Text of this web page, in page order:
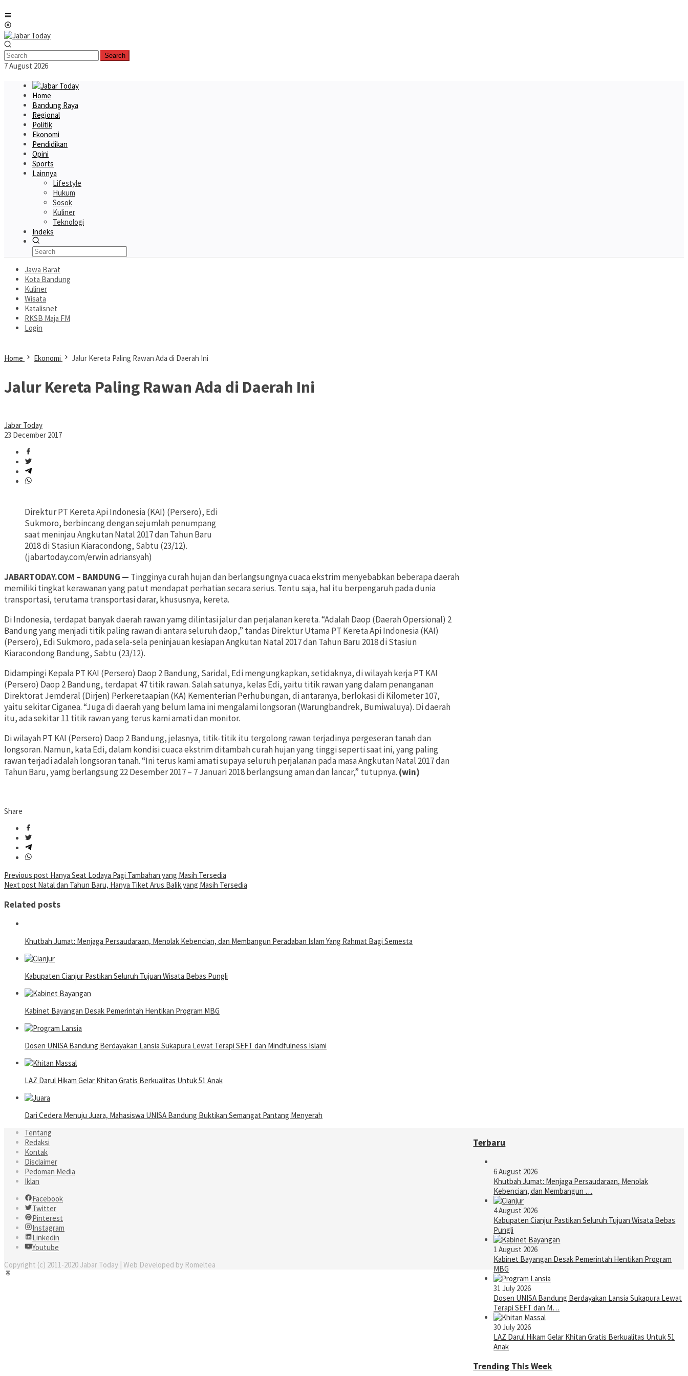
to
content
Search
7 August 2026
Home
Bandung Raya
Regional
Politik
Ekonomi
Pendidikan
Opini
Sports
Lainnya
Lifestyle
Hukum
Sosok
Kuliner
Teknologi
Indeks
Jawa Barat
Kota Bandung
Kuliner
Wisata
Katalisnet
RKSB Maja FM
Login
Home Ekonomi Jalur Kereta Paling Rawan Ada di Daerah Ini
Jalur Kereta Paling Rawan Ada di Daerah Ini
Jabar Today
23 December 2017
Direktur PT Kereta Api Indonesia (KAI) (Persero), Edi
Sukmoro, berbincang dengan sejumlah penumpang
saat meninjau Angkutan Natal 2017 dan Tahun Baru
2018 di Stasiun Kiaracondong, Sabtu (23/12).
(jabartoday.com/erwin adriansyah)
JABARTODAY.COM – BANDUNG — Tingginya curah hujan dan berlangsungnya cuaca ekstrim menyebabkan beberapa daerah
memiliki tingkat kerawanan yang patut mendapat perhatian secara serius. Tentu saja, hal itu berpengaruh pada dunia
transportasi, terutama transportasi darar, khususnya, kereta.
Di Indonesia, terdapat banyak daerah rawan yamg dilintasi jalur dan perjalanan kereta. “Adalah Daop (Daerah Opersional) 2
Bandung yang menjadi titik paling rawan di antara seluruh daop,” tandas Direktur Utama PT Kereta Api Indonesia (KAI)
(Persero), Edi Sukmoro, pada sela-sela peninjauan kesiapan Angkutan Natal 2017 dan Tahun Baru 2018 di Stasiun
Kiaracondong Bandung, Sabtu (23/12).
Didampingi Kepala PT KAI (Persero) Daop 2 Bandung, Saridal, Edi mengungkapkan, setidaknya, di wilayah kerja PT KAI
(Persero) Daop 2 Bandung, terdapat 47 titik rawan. Salah satunya, kelas Edi, yaitu titik rawan yang dalam penanganan
Direktorat Jemderal (Dirjen) Perkeretaapian (KA) Kementerian Perhubungan, di antaranya, berlokasi di Kilometer 107,
yaitu sekitar Ciganea. “Juga di daerah yang belum lama ini mengalami longsoran (Warungbandrek, Bumiwaluya). Di daerah
itu, ada sekitar 11 titik rawan yang terus kami amati dan monitor.
Di wilayah PT KAI (Persero) Daop 2 Bandung, jelasnya, titik-titik itu tergolong rawan terjadinya pergeseran tanah dan
longsoran. Namun, kata Edi, dalam kondisi cuaca ekstrim ditambah curah hujan yang tinggi seperti saat ini, yang paling
rawan terjadi adalah longsoran tanah. “Ini terus kami amati supaya seluruh perjalanan pada masa Angkutan Natal 2017 dan
Tahun Baru, yamg berlangsung 22 Desember 2017 – 7 Januari 2018 berlangsung aman dan lancar,” tutupnya. (win)
Share
Post
navigation
Previous post Hanya Seat Lodaya Pagi Tambahan yang Masih Tersedia
Next post Natal dan Tahun Baru, Hanya Tiket Arus Balik yang Masih Tersedia
Related posts
Khutbah Jumat: Menjaga Persaudaraan, Menolak Kebencian, dan Membangun Peradaban Islam Yang Rahmat Bagi Semesta
Kabupaten Cianjur Pastikan Seluruh Tujuan Wisata Bebas Pungli
Kabinet Bayangan Desak Pemerintah Hentikan Program MBG
Dosen UNISA Bandung Berdayakan Lansia Sukapura Lewat Terapi SEFT dan Mindfulness Islami
LAZ Darul Hikam Gelar Khitan Gratis Berkualitas Untuk 51 Anak
Dari Cedera Menuju Juara, Mahasiswa UNISA Bandung Buktikan Semangat Pantang Menyerah
Terbaru
6 August 2026
Khutbah Jumat: Menjaga Persaudaraan, Menolak
Kebencian, dan Membangun …
4 August 2026
Kabupaten Cianjur Pastikan Seluruh Tujuan Wisata Bebas
Pungli
1 August 2026
Kabinet Bayangan Desak Pemerintah Hentikan Program
MBG
31 July 2026
Dosen UNISA Bandung Berdayakan Lansia Sukapura Lewat
Terapi SEFT dan M…
30 July 2026
LAZ Darul Hikam Gelar Khitan Gratis Berkualitas Untuk 51
Anak
Trending This Week
Tentang
Redaksi
Kontak
Disclaimer
Pedoman Media
Iklan
Facebook
Twitter
Pinterest
Instagram
Linkedin
Youtube
Copyright (c) 2011-2020 Jabar Today | Web Developed by Romeltea